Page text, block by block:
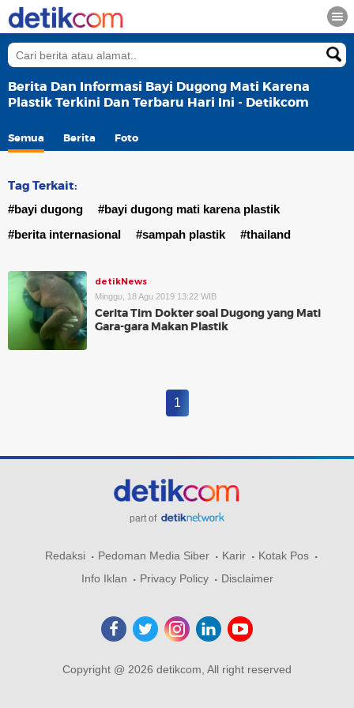
Berita Dan Informasi Bayi Dugong Mati Karena
Plastik Terkini Dan Terbaru Hari Ini - Detikcom
Semua Berita Foto
Tag Terkait:
#bayi dugong
#bayi dugong mati karena plastik
#berita internasional
#sampah plastik #thailand
detikNews
Minggu, 18 Agu 2019 13:22 WIB
Cerita Tim Dokter soal Dugong yang Mati
Gara-gara Makan Plastik
1
part of
Redaksi Pedoman Media Siber Karir
Kotak Pos
Info Iklan
Privacy Policy Disclaimer
Copyright @ 2026 detikcom, All right reserved